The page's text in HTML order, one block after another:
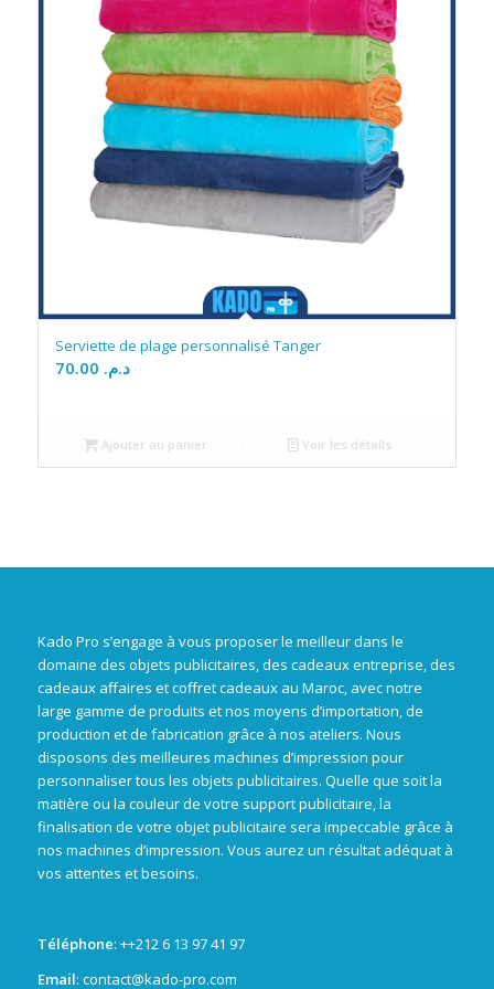
Serviette de plage personnalisé Tanger
د.م.
Ajouter au panier Voir les détails
Kado Pro s’engage à vous proposer le meilleur dans le
domaine des objets publicitaires, des cadeaux entreprise, des
cadeaux affaires et coffret cadeaux au Maroc, avec notre
large gamme de produits et nos moyens d’importation, de
production et de fabrication grâce à nos ateliers. Nous
disposons des meilleures machines d’impression pour
personnaliser tous les objets publicitaires. Quelle que soit la
matière ou la couleur de votre support publicitaire, la
finalisation de votre objet publicitaire sera impeccable grâce à
nos machines d’impression. Vous aurez un résultat adéquat à
vos attentes et besoins.
Téléphone: ++212 6 13 97 41 97
Email: contact@kado-pro.com